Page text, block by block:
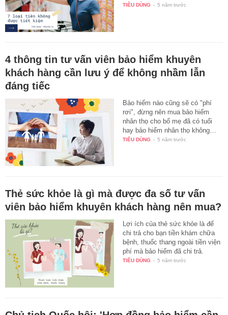
TIÊU DÙNG - 5 năm trước
4 thông tin tư vấn viên bảo hiểm khuyên
khách hàng cần lưu ý để không nhầm lẫn
đáng tiếc
Bảo hiểm nào cũng sẽ có "phí
rơi", đừng nên mua bảo hiểm
nhân thọ cho bố mẹ đã có tuổi
hay bảo hiểm nhân thọ không…
TIÊU DÙNG - 5 năm trước
Thẻ sức khỏe là gì mà được đa số tư vấn
viên bảo hiểm khuyên khách hàng nên mua?
Lợi ích của thẻ sức khỏe là để
chi trả cho bạn tiền khám chữa
bệnh, thuốc thang ngoài tiền viện
phí mà bảo hiểm đã chi trả.
TIÊU DÙNG - 5 năm trước